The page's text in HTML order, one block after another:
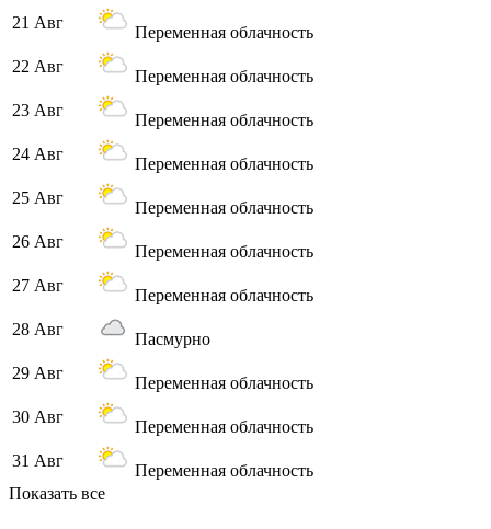
21 Авг
Переменная облачность
22 Авг
Переменная облачность
23 Авг
Переменная облачность
24 Авг
Переменная облачность
25 Авг
Переменная облачность
26 Авг
Переменная облачность
27 Авг
Переменная облачность
28 Авг
Пасмурно
29 Авг
Переменная облачность
30 Авг
Переменная облачность
31 Авг
Переменная облачность
Показать все